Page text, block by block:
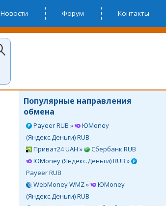
Новости Форум Контакты
Популярные направления
обмена
Payeer RUB »
ЮMoney
(Яндекс.Деньги) RUB
Приват24 UAH »
Сбербанк RUB
ЮMoney (Яндекс.Деньги) RUB »
Payeer RUB
WebMoney WMZ »
ЮMoney
(Яндекс.Деньги) RUB